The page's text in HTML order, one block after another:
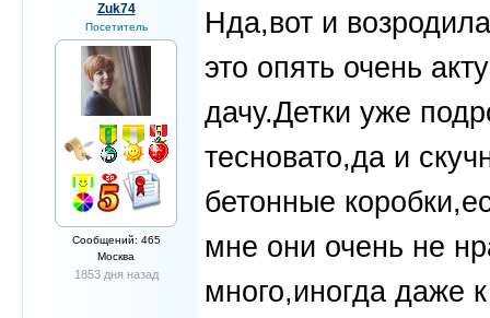
Zuk74
Посетитель
Сообщений: 465
Москва
1853 дня назад
Нда,вот и
это опять очень
дачу.Детки уже
тесновато,да и
бетонные
мне они очень не
много,иногда даже